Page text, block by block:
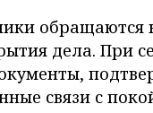
обращаются
дела. При
связи с